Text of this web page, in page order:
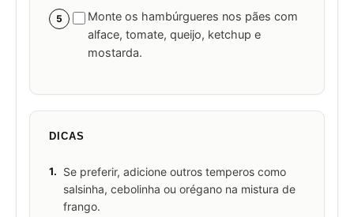
5
Monte os hambúrgueres nos pães com
alface, tomate, queijo, ketchup e
mostarda.
DICAS
1.
Se preferir, adicione outros temperos como
salsinha, cebolinha ou orégano na mistura de
frango.